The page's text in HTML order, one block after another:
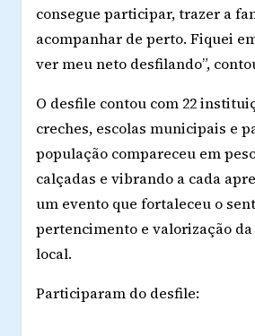
consegue participar, trazer a
acompanhar de perto. Fiquei
ver meu neto desfilando”,
O desfile contou com 22
creches, escolas municipais e
população compareceu em
calçadas e vibrando a cada
um evento que fortaleceu o
pertencimento e valorização
local.
Participaram do desfile: